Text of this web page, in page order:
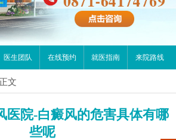
医生团队 在线预约 就医指南 来院路线
正文
医院-白癜风的危害具体有哪
些呢